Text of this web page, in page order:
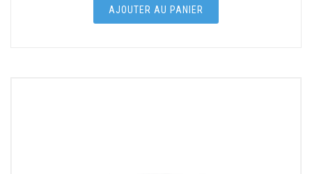
AJOUTER AU PANIER